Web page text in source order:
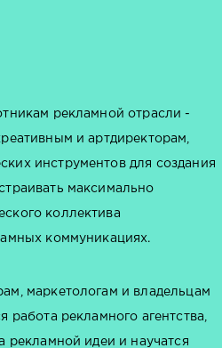
рекламной отрасли -
и артдиректорам,
инструментов для создания
максимально
коллектива
коммуникациях.
маркетологам и владельцам
работа рекламного агентства,
рекламной идеи и научатся